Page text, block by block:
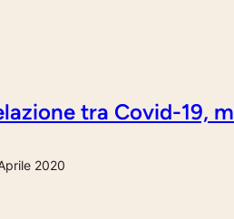
tra Covid-19,
2020